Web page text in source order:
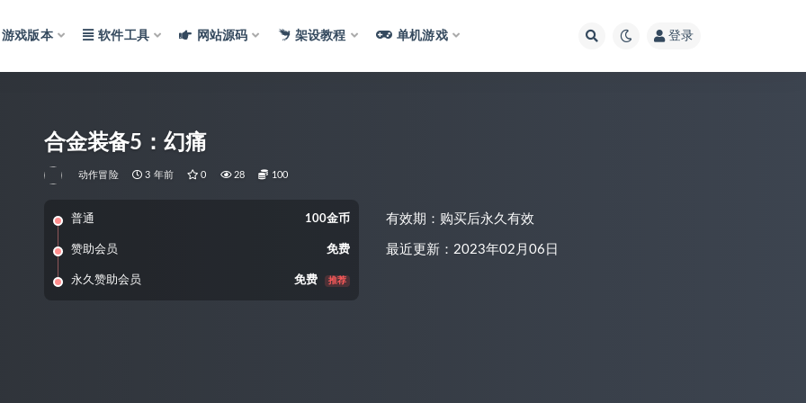
游戏版本 软件工具 网站源码 架设教程 单机游戏 登录
合金装备5：幻痛
动作冒险 3 年前 0 28 100
普通 100金币
赞助会员 免费
永久赞助会员 免费 推荐
有效期：购买后永久有效
最近更新：2023年02月06日